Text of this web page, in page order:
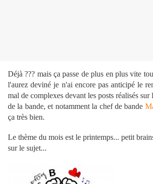
Déjà ??? mais ça passe de plus en plus vite
l'aurez deviné je n'ai encore pas anticipé le
mal de complexes devant les posts réalisés
de la bande, et notamment la chef de bande
ça très bien.
Le thème du mois est le printemps... petit
sur le sujet...